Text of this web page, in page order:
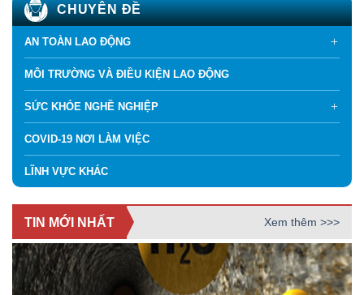
CHUYÊN ĐỀ
AN TOÀN LAO ĐỘNG
MÔI TRƯỜNG VÀ ĐIỀU KIỆN LAO ĐỘNG
SỨC KHỎE NGHỀ NGHIỆP
COVID-19 NƠI LÀM VIỆC
LĨNH VỰC KHÁC
TIN MỚI NHẤT Xem thêm >>>